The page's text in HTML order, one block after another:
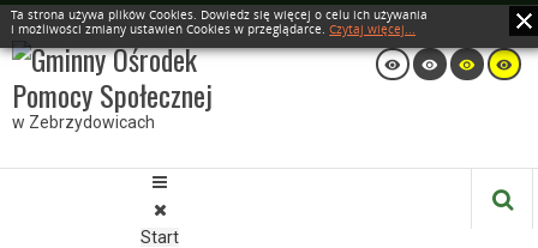
w Zebrzydowicach
Start
Ta strona używa plików Cookies. Dowiedz się więcej o celu ich używania
i możliwości zmiany ustawień Cookies w przeglądarce.Czytaj więcej...